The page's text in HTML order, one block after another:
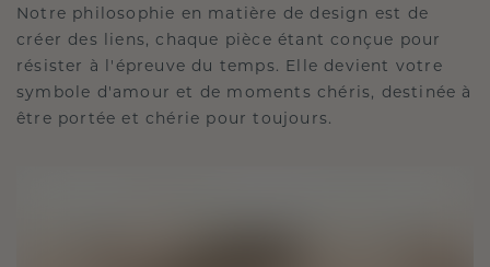
Notre philosophie en matière de design est de
créer des liens, chaque pièce étant conçue pour
résister à l'épreuve du temps. Elle devient votre
symbole d'amour et de moments chéris, destinée à
être portée et chérie pour toujours.